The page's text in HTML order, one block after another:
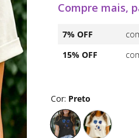
Compre mais,
7% OFF
15% OFF
Cor: Preto